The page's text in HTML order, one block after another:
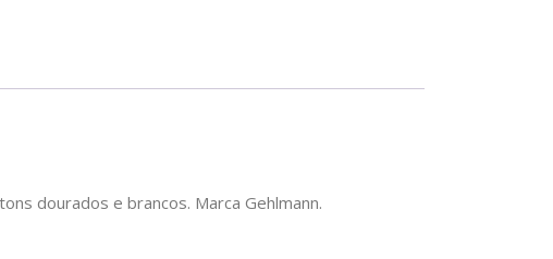
dourados e brancos. Marca Gehlmann.